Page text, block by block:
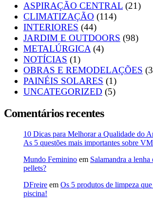
ASPIRAÇÃO CENTRAL (21)
CLIMATIZAÇÃO (114)
INTERIORES (44)
JARDIM E OUTDOORS (98)
METALÚRGICA(4)
NOTÍCIAS (1)
OBRAS E REMODELAÇÕES
PAINÉIS SOLARES (1)
UNCATEGORIZED (5)
Comentários recentes
10 Dicas para Melhorar a Qualidade do
As 5 questões mais importantes sobre
Mundo Feminino em Salamandra a lenha
pellets?
DFreire em Os 5 produtos de limpeza
piscina!